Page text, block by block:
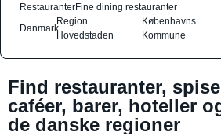
RestauranterFine dining restauranter
Danmark
Region
Hovedstaden
Københavns
Kommune
Find restauranter,
caféer, barer, hoteller
de danske regioner